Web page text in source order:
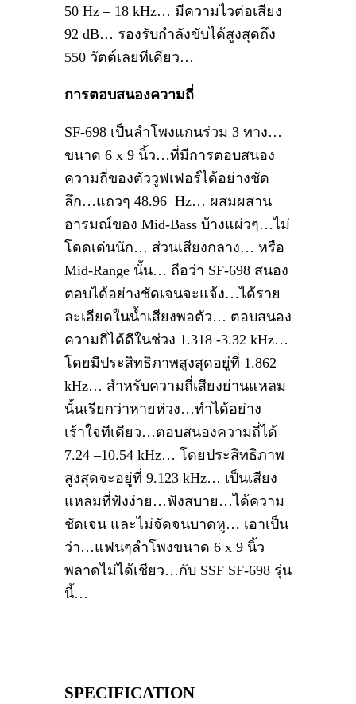
50 Hz – 18 kHz… มีความไวต่อเสียง
92 dB… รองรับกำลังขับได้สูงสุดถึง
550 วัตต์เลยทีเดียว…
การตอบสนองความถี่
SF-698 เป็นลำโพงแกนร่วม 3 ทาง…
ขนาด 6 x 9 นิ้ว…ที่มีการตอบสนอง
ความถี่ของตัววูฟเฟอร์ได้อย่างชัด
ลึก…แถวๆ 48.96 Hz… ผสมผสาน
อารมณ์ของ Mid-Bass บ้างแผ่วๆ…ไม่
โดดเด่นนัก… ส่วนเสียงกลาง… หรือ
Mid-Range นั้น… ถือว่า SF-698 สนอง
ตอบได้อย่างชัดเจนจะแจ้ง…ได้ราย
ละเอียดในน้ำเสียงพอตัว… ตอบสนอง
ความถี่ได้ดีในช่วง 1.318 -3.32 kHz…
โดยมีประสิทธิภาพสูงสุดอยู่ที่ 1.862
kHz… สำหรับความถี่เสียงย่านแหลม
นั้นเรียกว่าหายห่วง…ทำได้อย่าง
เร้าใจทีเดียว…ตอบสนองความถี่ได้
7.24 –10.54 kHz… โดยประสิทธิภาพ
สูงสุดจะอยู่ที่ 9.123 kHz… เป็นเสียง
แหลมที่ฟังง่าย…ฟังสบาย…ได้ความ
ชัดเจน และไม่จัดจนบาดหู… เอาเป็น
ว่า…แฟนๆลำโพงขนาด 6 x 9 นิ้ว
พลาดไม่ได้เชียว…กับ SSF SF-698 รุ่น
นี้…
SPECIFICATION